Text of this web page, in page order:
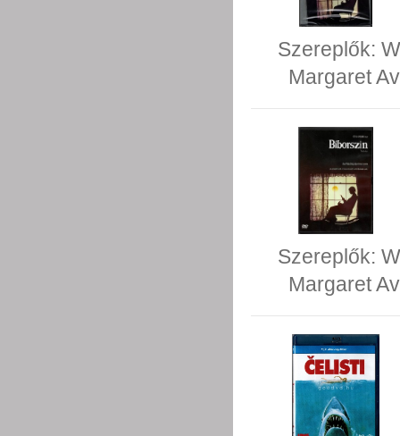
Szereplők:
Margaret
Szereplők:
Margaret